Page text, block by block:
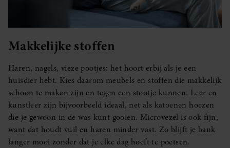
Makkelijke stoffen
Haren, nagels, vieze pootjes: het hoort erbij als je een
huisdier hebt. Kies daarom meubels en stoffen die makkelijk
schoon te maken zijn en tegen een stootje kunnen. Leer en
kunstleer zijn bijvoorbeeld ideaal, net als katoenen hoezen
die je gewoon in de was kunt gooien. Microvezel is ook fijn,
want dat houdt vuil en haren minder vast. Zo blijft je bank
langer mooi zonder dat je elke dag hoeft te poetsen.